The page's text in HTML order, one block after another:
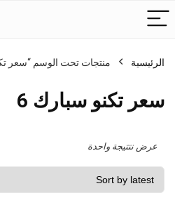
الرئيسية منتجات تحت الوسم “سعر
سعر تكنو سبارك 6
عرض نتتيجة واحدة